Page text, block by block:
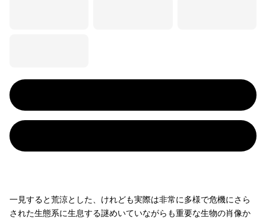
一見すると荒涼とした、けれども実際は非常に多様で危機にさら
された生態系に生息する謎めいていながらも重要な生物の肖像か